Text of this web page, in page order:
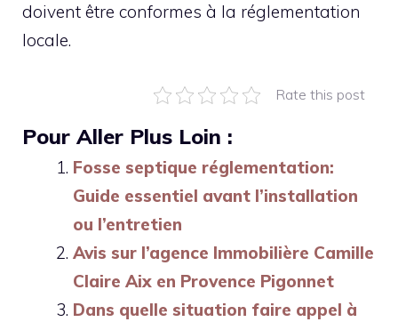
doivent être conformes à la réglementation
locale.
Rate this post
Pour Aller Plus Loin :
Fosse septique réglementation:
Guide essentiel avant l’installation
ou l’entretien
Avis sur l’agence Immobilière Camille
Claire Aix en Provence Pigonnet
Dans quelle situation faire appel à